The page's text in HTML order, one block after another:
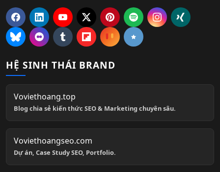
HỆ SINH THÁI BRAND
Voviethoang.top
Blog chia sẻ kiến thức SEO & Marketing chuyên sâu.
Voviethoangseo.com
Dự án, Case Study SEO, Portfolio.